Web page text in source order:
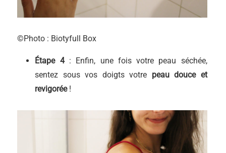
©Photo : Biotyfull Box
Étape 4: Enfin, une fois votre peau séchée,
sentez sous vos doigts votre peau douce et
revigorée!